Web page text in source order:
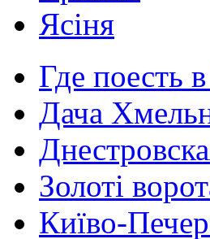
Ясіня
Где поесть
Дача
Золоті
Київо-